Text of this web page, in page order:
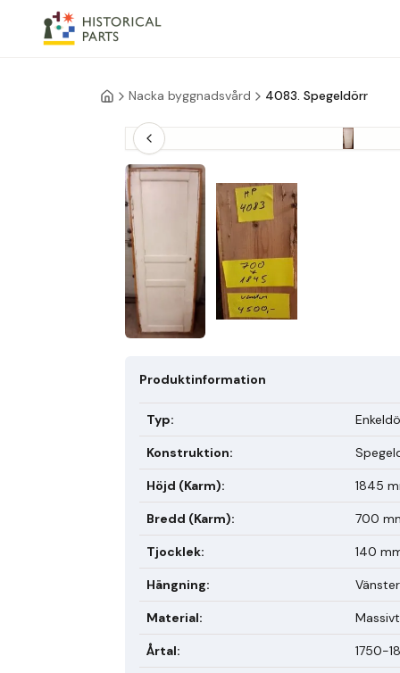
Nacka byggnadsvård 4083. Spegeldörr
Produktinformation
Typ:
Konstruktion:
Höjd (Karm): 1845
Bredd (Karm): 700
Tjocklek: 140
Hängning: Vänster
Material:
Årtal: 1750-